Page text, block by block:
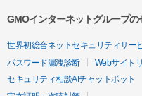
GMOインターネットグループ
世界初総合ネットセキュリティサー
パスワード漏洩診断
Webサイト
セキュリティ相談AIチャットボット